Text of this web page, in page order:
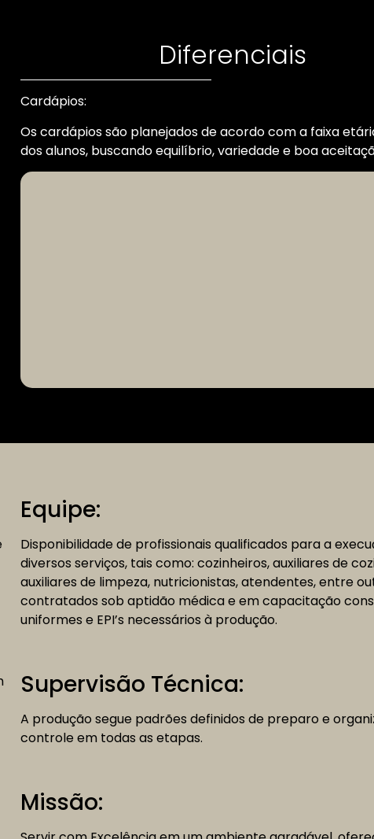
Diferenciais
Cardápios:
Os cardápios são planejados de acordo com a faixa
dos alunos, buscando equilíbrio, variedade e boa
Equipe:
Disponibilidade de profissionais qualificados para a
diversos serviços, tais como: cozinheiros, auxiliares de
auxiliares de limpeza, nutricionistas, atendentes, entre
contratados sob aptidão médica e em capacitação
uniformes e EPI’s necessários à produção.
Supervisão Técnica:
A produção segue padrões definidos de preparo e
controle em todas as etapas.
Missão: